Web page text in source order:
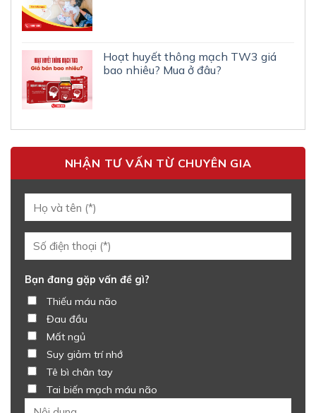
Hoạt huyết thông mạch TW3 giá
bao nhiêu? Mua ở đâu?
NHẬN TƯ VẤN TỪ CHUYÊN GIA
Bạn đang gặp vấn đề gì?
Thiếu máu não
Đau đầu
Mất ngủ
Suy giảm trí nhớ
Tê bì chân tay
Tai biến mạch máu não